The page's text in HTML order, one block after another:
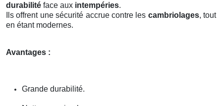
durabilité face aux intempéries.
Ils offrent une sécurité accrue contre les cambriolages, tout
en étant modernes.
Avantages :
Grande durabilité.